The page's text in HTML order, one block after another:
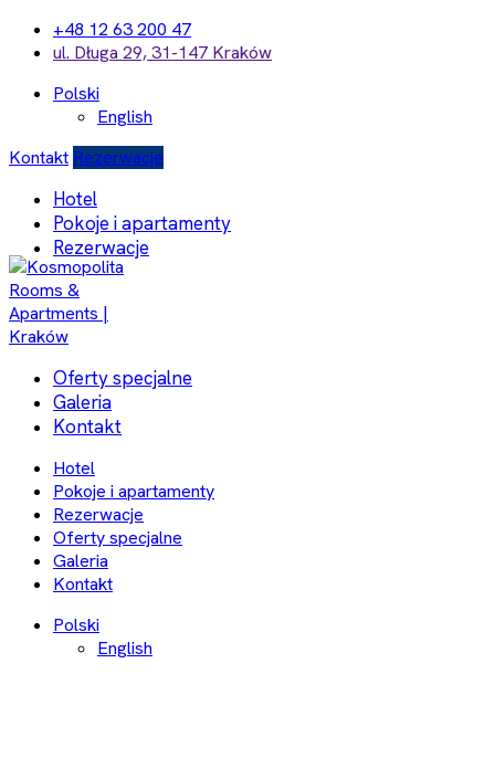
+48 12 63 200 47
ul. Długa 29, 31-147 Kraków
Polski
English
Kontakt Rezerwacje
Hotel
Pokoje i apartamenty
Rezerwacje
Oferty specjalne
Galeria
Kontakt
Hotel
Pokoje i apartamenty
Rezerwacje
Oferty specjalne
Galeria
Kontakt
Polski
English